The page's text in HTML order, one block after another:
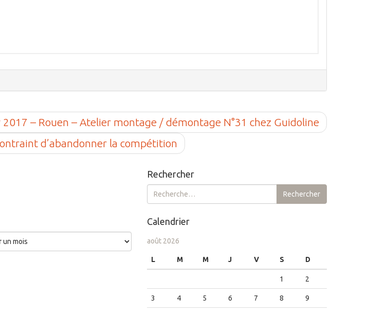
– Rouen – Atelier montage / démontage N°31 chez Guidoline
d’abandonner la compétition
Rechercher
Rechercher :
Rechercher
Calendrier
août 2026
L M M J V S D
1 2
3 4 5 6 7 8 9